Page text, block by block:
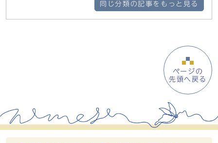
同じ分類の記事をもっと見る
ページの
先頭へ戻る